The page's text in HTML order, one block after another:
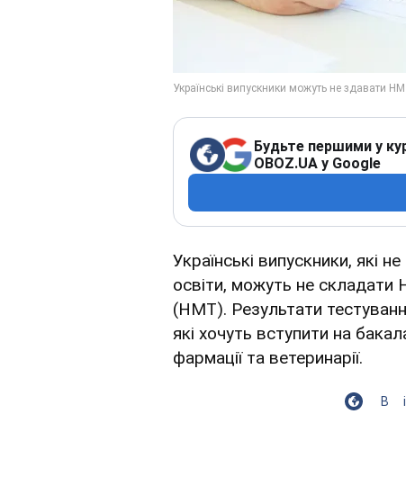
Будьте першими у
OBOZ.UA у Google
Українські випускники, які
освіти, можуть не складати
(НМТ). Результати
які хочуть вступити на
фармації та ветеринарії.